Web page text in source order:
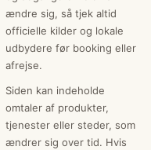
ændre sig, så tjek altid
officielle kilder og lokale
udbydere før booking eller
afrejse.
Siden kan indeholde
omtaler af produkter,
tjenester eller steder, som
ændrer sig over tid. Hvis